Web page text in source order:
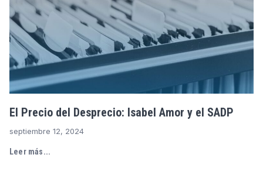
El Precio del Desprecio: Isabel Amor y el SADP
septiembre 12, 2024
Leer más...